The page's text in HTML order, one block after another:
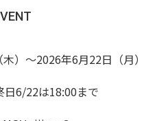
）〜2026年6月22日（月）
日6/22は18:00まで